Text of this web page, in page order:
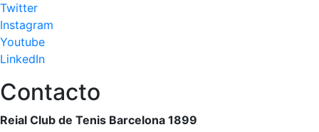
Jocs de taula
Penyes del
Club
Wellness
Center
Servei de
Twitter
Instagram
Youtube
LinkedIn
Contacto
Reial Club de Tenis Barcelona 1899